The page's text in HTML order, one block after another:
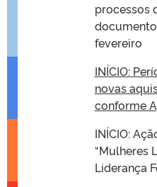
processos
fevereiro
INÍCIO:
novas
conforme
INÍCIO:
“Mulheres
Liderança